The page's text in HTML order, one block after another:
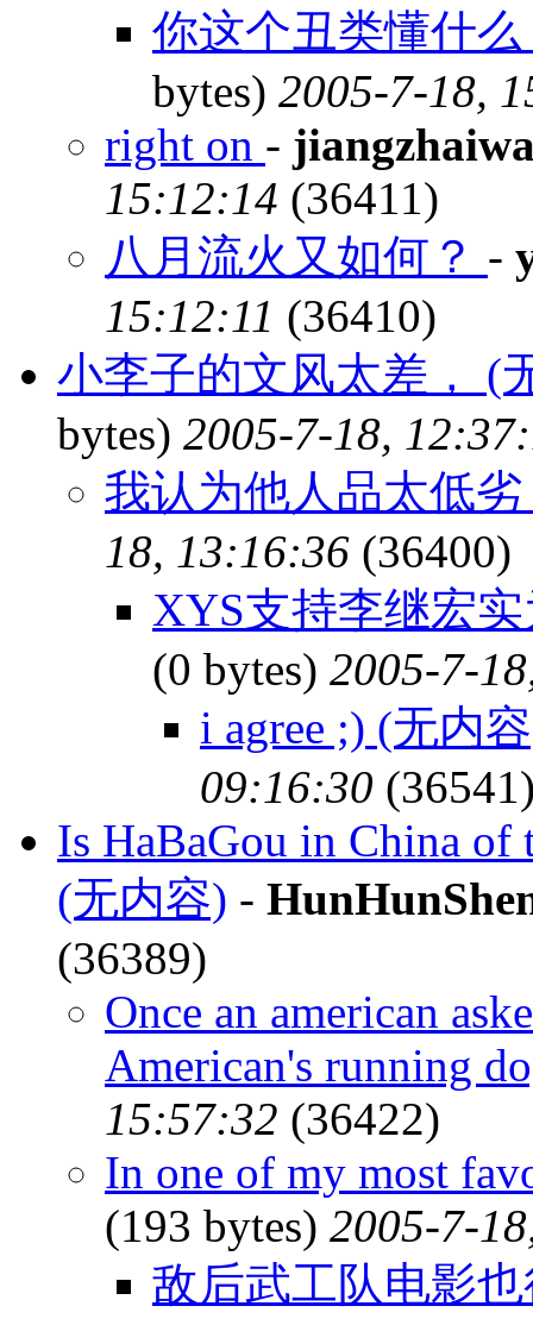
你这个丑类懂什
bytes) 2005-7-18,
right on -
15:12:14 (36411)
八月流火又如何？ -
15:12:11 (36410)
小李子的文风太差， (
bytes) 2005-7-18,
我认为他人品太低劣
18, 13:16:36 (36400)
XYS支持李继宏
(0 bytes) 2005-7-
i agree ;) (无内
09:16:30
Is HaBaGou in China of
(无内容) -
(36389)
Once an american
American's running
15:57:32 (36422)
In one of my most
(193 bytes) 2005-7-
敌后武工队电影